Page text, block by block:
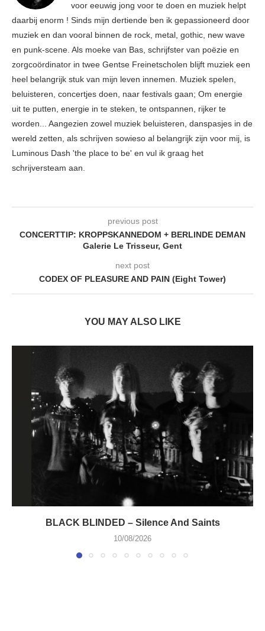
voor eeuwig jong voor te doen en muziek helpt
daarbij enorm ! Sinds mijn dertiende ben ik gepassioneerd door
muziek en dan vooral binnen de rock, metal, gothic, new wave
en punk-scene. Als moeke van Bas, schrijfster van poëzie en
zorgcoördinator in twee Gentse Freinetscholen blijft muziek een
heel belangrijk stuk van mijn leven innemen. Muziek spelen,
beluisteren, concertjes doen, naar festivals gaan; Om energie
uit te putten, energie in te steken, te ontspannen, rijker te
worden... Aangezien zowel muziek beluisteren, danspasjes in de
wereld zetten, als schrijven sowieso al belangrijk zijn voor mij, is
Luminous Dash 'the place to be' en vul ik graag het
schrijversteam aan.
previous post
CONCERTTIP: KROPPSKANNEDOM + BERLINDE DEMAN
Galerie Le Trisseur, Gent
next post
CODEX OF PLEASURE AND PAIN (Eight Tower)
YOU MAY ALSO LIKE
BLACK BLINDED – Silence And Saints
10/08/2026